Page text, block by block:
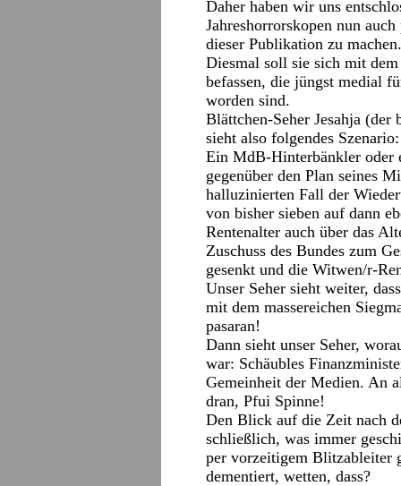
Daher haben wir uns
Jahreshorrorskopen nun
dieser Publikation zu machen.
Diesmal soll sie sich mit
befassen, die jüngst medial
worden sind.
Blättchen-Seher Jesahja
sieht also folgendes Szenario:
Ein MdB-Hinterbänkler oder
gegenüber den Plan seines
halluzinierten Fall der
von bisher sieben auf dann
Rentenalter auch über das
Zuschuss des Bundes zum
gesenkt und die Witwen/r-
Unser Seher sieht weiter,
mit dem massereichen
pasaran!
Dann sieht unser Seher,
war: Schäubles
Gemeinheit der Medien. An
dran, Pfui Spinne!
Den Blick auf die Zeit nach
schließlich, was immer
per vorzeitigem Blitzableiter
dementiert, wetten, dass?